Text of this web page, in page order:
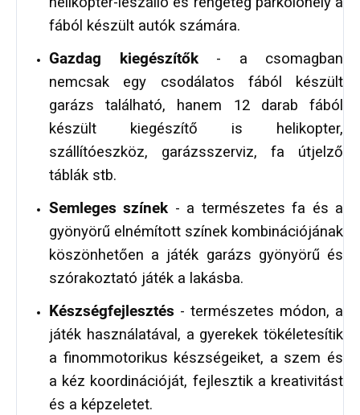
fából készült autók számára.
Gazdag kiegészítők- a csomagban
nemcsak egy csodálatos fából készült
garázs található, hanem 12 darab fából
készült kiegészítő is helikopter,
szállítóeszköz, garázsszerviz, fa útjelző
táblák stb.
Semleges színek - a természetes fa és a
gyönyörű elnémított színek kombinációjának
köszönhetően a játék garázs gyönyörű és
szórakoztató játék a lakásba.
Készségfejlesztés - természetes módon, a
játék használatával, a gyerekek tökéletesítik
a finommotorikus készségeiket, a szem és
a kéz koordinációját, fejlesztik a kreativitást
és a képzeletet.